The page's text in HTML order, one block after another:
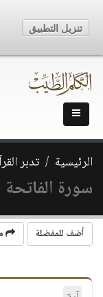
الرئيسية تدبر
سورة الفاتحة
أضف للمفضلة
تنزيل التطبيق